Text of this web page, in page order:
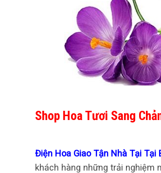
Shop Hoa Tươi Sang
Điện Hoa Giao Tận Nhà Tại Tại
khách hàng những trải nghiệm